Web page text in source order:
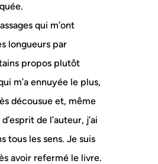
qui m’ont
longueurs par
propos plutôt
m’a ennuyée le plus,
décousue et, même
de l’auteur, j’ai
tous les sens. Je suis
avoir refermé le livre.